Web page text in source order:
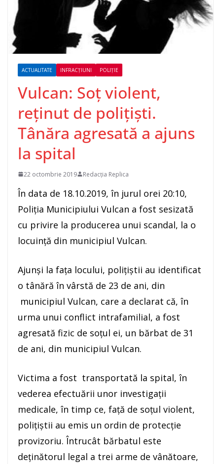
ACTUALITATE INFRACȚIUNI POLIȚIE
Vulcan: Soț violent,
reținut de polițiști.
Tânăra agresată a ajuns
la spital
22 octombrie 2019 Redacția Replica
În data de 18.10.2019, în jurul orei 20:10,
Poliția Municipiului Vulcan a fost sesizată
cu privire la producerea unui scandal, la o
locuinţă din municipiul Vulcan.
Ajunşi la fața locului, poliţiştii au identificat
o tânără în vârstă de 23 de ani, din
municipiul Vulcan, care a declarat că, în
urma unui conflict intrafamilial, a fost
agresată fizic de soțul ei, un bărbat de 31
de ani, din municipiul Vulcan.
Victima a fost transportată la spital, în
vederea efectuării unor investigații
medicale, în timp ce, faţă de soţul violent,
poliţiştii au emis un ordin de protecție
provizoriu. Întrucât bărbatul este
deținătorul legal a trei arme de vânătoare,